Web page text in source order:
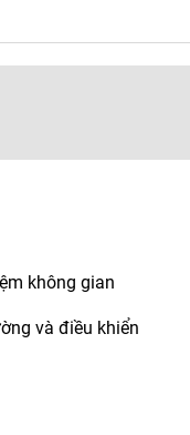
không gian
và điều khiển